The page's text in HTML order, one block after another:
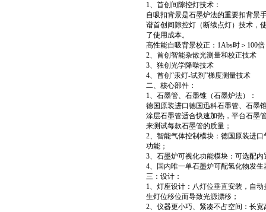
1、首创间隙控灯技术：
自吸扣背景是石墨炉法的重要扣背景
谱首创间隙控灯（断续点灯）技术，
了使用成本。
高性能自吸背景校正：1Abs时＞100
2、首创智能杂散光测量和校正技术
3、独创光学降噪技术
4、首创“汞灯-试剂”梯度测量技术
二、核心部件：
1、石墨管、石墨锥（石墨炉法）：
德国原装进口德国迅科石墨管、石墨
涂层石墨管适合快速加热，平台石墨
来测试每款石墨管的质量；
2、智能气体控制模块：德国原装进
功能；
3、石墨炉可视化功能模块：可选配
4、国内唯一单石墨炉可配氢化物发
三：设计：
1、灯座设计：八灯位垂直安装，自
生灯位移位而导致光源漂移；
2、仪器更小巧、紧凑不占空间：长宽